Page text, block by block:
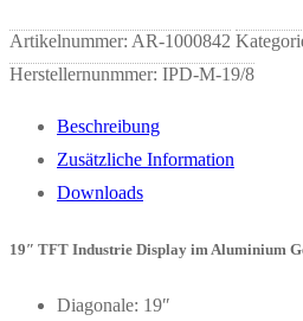
Artikelnummer: AR-1000842
Herstellernunmmer: IPD-M-19/8
Beschreibung
Zusätzliche Information
Downloads
19″ TFT Industrie Display im Aluminium
Diagonale: 19″